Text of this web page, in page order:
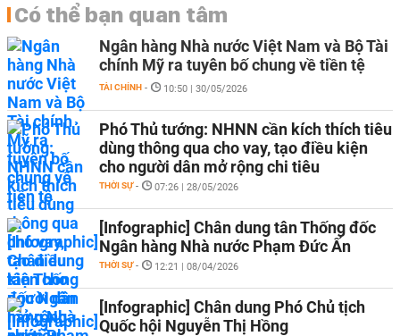
Có thể bạn quan tâm
Ngân hàng Nhà nước Việt Nam và Bộ Tài
chính Mỹ ra tuyên bố chung về tiền tệ
TÀI CHÍNH - 10:50 | 30/05/2026
Phó Thủ tướng: NHNN cần kích thích tiêu
dùng thông qua cho vay, tạo điều kiện
cho người dân mở rộng chi tiêu
THỜI SỰ - 07:26 | 28/05/2026
[Infographic] Chân dung tân Thống đốc
Ngân hàng Nhà nước Phạm Đức Ấn
THỜI SỰ - 12:21 | 08/04/2026
[Infographic] Chân dung Phó Chủ tịch
Quốc hội Nguyễn Thị Hồng